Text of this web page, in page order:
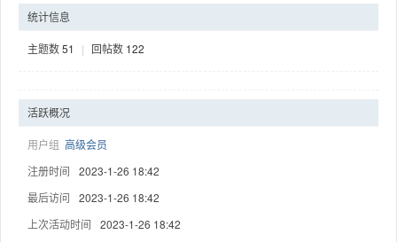
统计信息
主题数51 | 回帖数 122
活跃概况
用户组 高级会员
注册时间
2023-1-26 18:42
最后访问
2023-1-26 18:42
上次活动时间
2023-1-26 18:42